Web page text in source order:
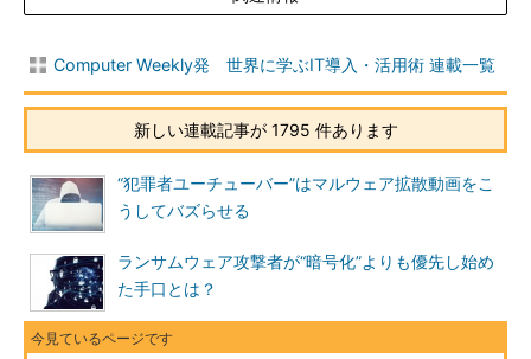
Computer Weekly発 世界に学ぶIT導入・活用術 連載一覧
新しい連載記事が 1795 件あります
“犯罪者ユーチューバー”はマルウェア拡散動画をこ
うしてバズらせる
ランサムウェア攻撃者が“暗号化”よりも優先し始め
た手口とは？